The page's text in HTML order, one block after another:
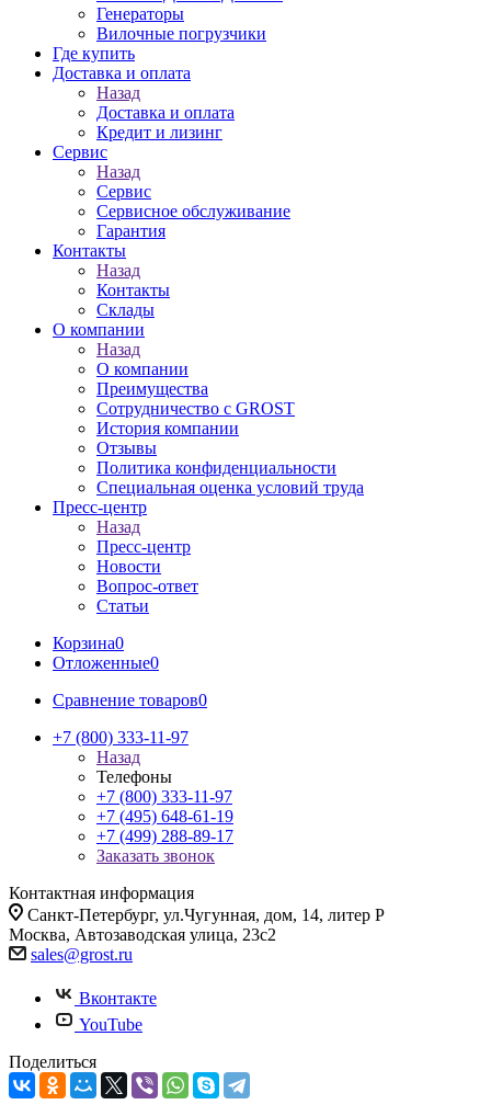
Генераторы
Вилочные погрузчики
Где купить
Доставка и оплата
Назад
Доставка и оплата
Кредит и лизинг
Сервис
Назад
Сервис
Сервисное обслуживание
Гарантия
Контакты
Назад
Контакты
Склады
О компании
Назад
О компании
Преимущества
Сотрудничество с GROST
История компании
Отзывы
Политика конфиденциальности
Специальная оценка условий труда
Пресс-центр
Назад
Пресс-центр
Новости
Вопрос-ответ
Статьи
Корзина0
Отложенные0
Сравнение товаров0
+7 (800) 333-11-97
Назад
Телефоны
+7 (800) 333-11-97
+7 (495) 648-61-19
+7 (499) 288-89-17
Заказать звонок
Контактная информация
Санкт-Петербург, ул.Чугунная, дом, 14, литер Р
Москва, Автозаводская улица, 23с2
sales@grost.ru
Вконтакте
YouTube
Поделиться